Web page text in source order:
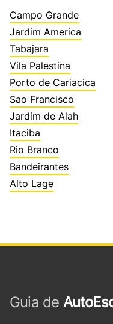
Campo Grande
Jardim America
Tabajara
Vila Palestina
Porto de Cariacica
Sao Francisco
Jardim de Alah
Itaciba
Rio Branco
Bandeirantes
Alto Lage
Guia de